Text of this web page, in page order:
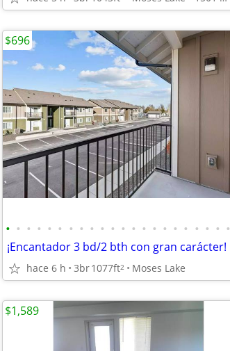
• • • • • • • • • • • • • • • • • • • • • •
hace 6 h 3br1077ft2 Moses Lake
$696
$1,589